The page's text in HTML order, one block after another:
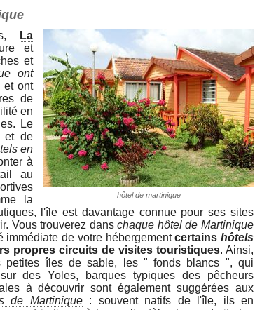
hôtel de martinique
La
et
et
ont
et ont
de
en
Le
et de
en
à
au
la
l'île est davantage connue pour ses sites
Vous trouverez danschaque hôtel de Martinique
immédiate de votre hébergementcertainshôtels
propres circuits de visites touristiques. Ainsi,
petites îles de sable, les " fonds blancs ", qui
des Yoles, barques typiques des pêcheurs
à découvrir sont également suggérées aux
de Martinique: souvent natifs de l'île, ils en